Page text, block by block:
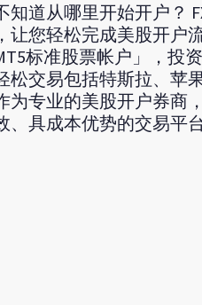
知道从哪里开始开户？
让您轻松完成美股开户
标准股票帐户」，投
松交易包括特斯拉、苹
为专业的美股开户券商
、具成本优势的交易平